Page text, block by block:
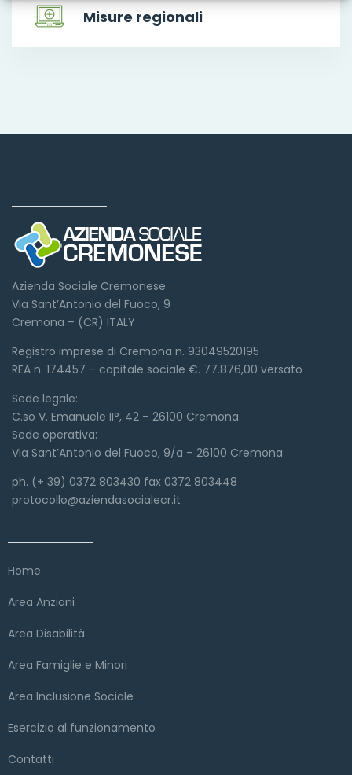
Misure regionali
Azienda Sociale Cremonese
Via Sant’Antonio del Fuoco, 9
Cremona – (CR) ITALY
Registro imprese di Cremona n. 93049520195
REA n. 174457 – capitale sociale €. 77.876,00 versato
Sede legale:
C.so V. Emanuele II°, 42 – 26100 Cremona
Sede operativa:
Via Sant’Antonio del Fuoco, 9/a – 26100 Cremona
ph. (+ 39) 0372 803430 fax 0372 803448
protocollo@aziendasocialecr.it
Home
Area Anziani
Area Disabilità
Area Famiglie e Minori
Area Inclusione Sociale
Esercizio al funzionamento
Contatti